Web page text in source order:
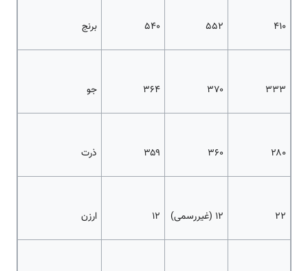
۴۱۰ ۵۵۲ ۵۴۰ برنج
۳۳۳ ۳۷۰ ۳۶۴ جو
۲۸۰ ۳۶۰ ۳۵۹ ذرت
۲۲ ۱۲ (غیررسمی) ۱۲ ارزن